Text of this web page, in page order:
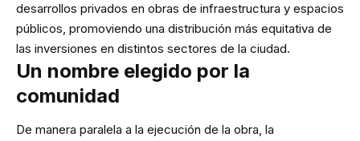
desarrollos privados en obras de infraestructura y espacios
públicos, promoviendo una distribución más equitativa de
las inversiones en distintos sectores de la ciudad.
Un nombre elegido por la
comunidad
De manera paralela a la ejecución de la obra, la